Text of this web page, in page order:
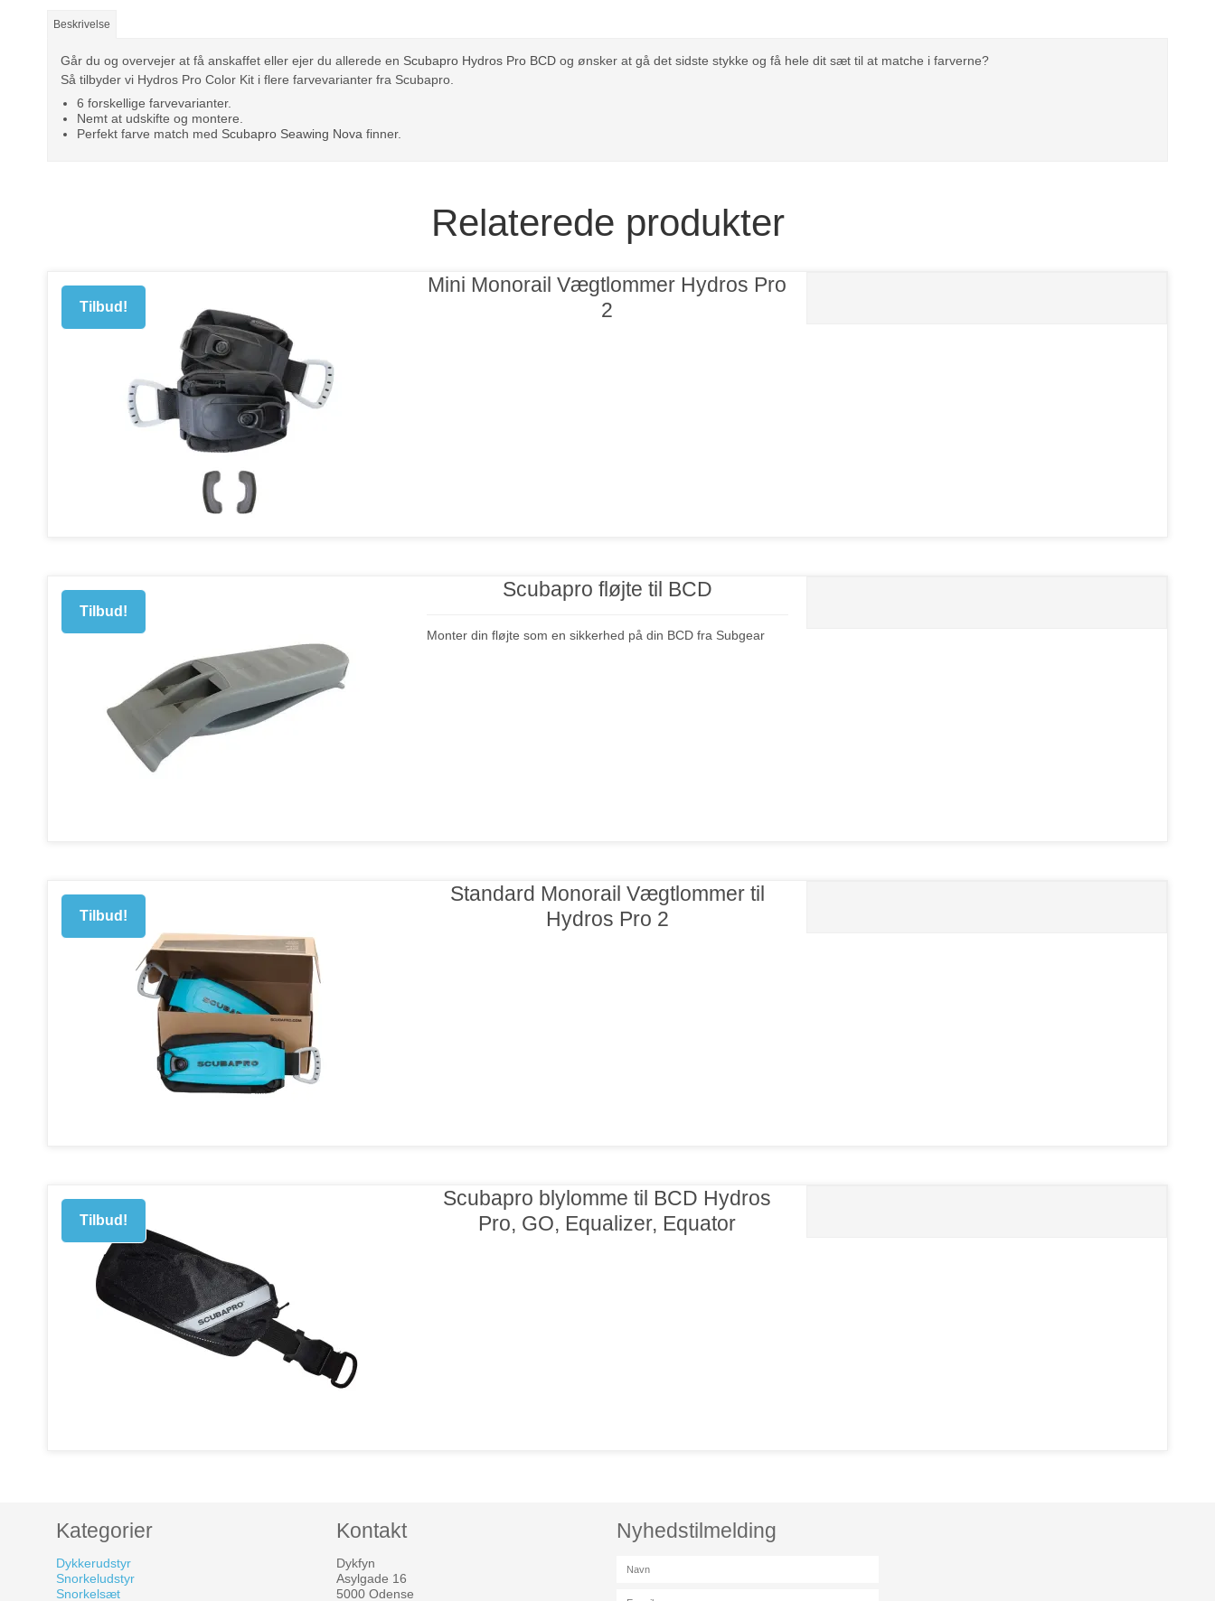
Beskrivelse
Går du og overvejer at få anskaffet eller ejer du allerede en Scubapro Hydros Pro BCD og ønsker at gå det sidste stykke og få hele dit sæt til at matche i farverne?
Så tilbyder vi Hydros Pro Color Kit i flere farvevarianter fra Scubapro.
6 forskellige farvevarianter.
Nemt at udskifte og montere.
Perfekt farve match med Scubapro Seawing Nova finner.
Relaterede produkter
Tilbud!
Mini Monorail Vægtlommer Hydros Pro
2
Tilbud!
Scubapro fløjte til BCD
Monter din fløjte som en sikkerhed på din BCD fra Subgear
Tilbud!
Standard Monorail Vægtlommer til
Hydros Pro 2
Tilbud!
Scubapro blylomme til BCD Hydros
Pro, GO, Equalizer, Equator
Kategorier
Dykkerudstyr
Snorkeludstyr
Snorkelsæt
Kontakt
Dykfyn
Asylgade 16
5000 Odense
Nyhedstilmelding